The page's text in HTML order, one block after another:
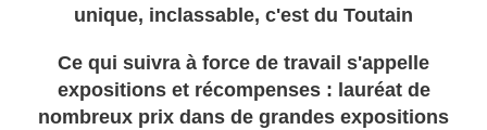
unique, inclassable, c'est du Toutain
Ce qui suivra à force de travail s'appelle
expositions et récompenses : lauréat de
nombreux prix dans de grandes expositions